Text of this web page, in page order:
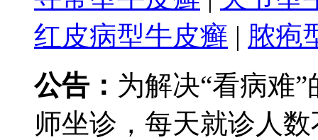
红皮病型牛皮癣 | 脓疱
公告： 为解决“看病难
师坐诊，每天就诊人